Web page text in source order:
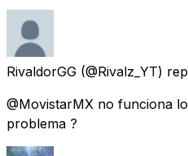
RivaldorGG (@Rivalz_YT)
@MovistarMX no funciona
problema ?